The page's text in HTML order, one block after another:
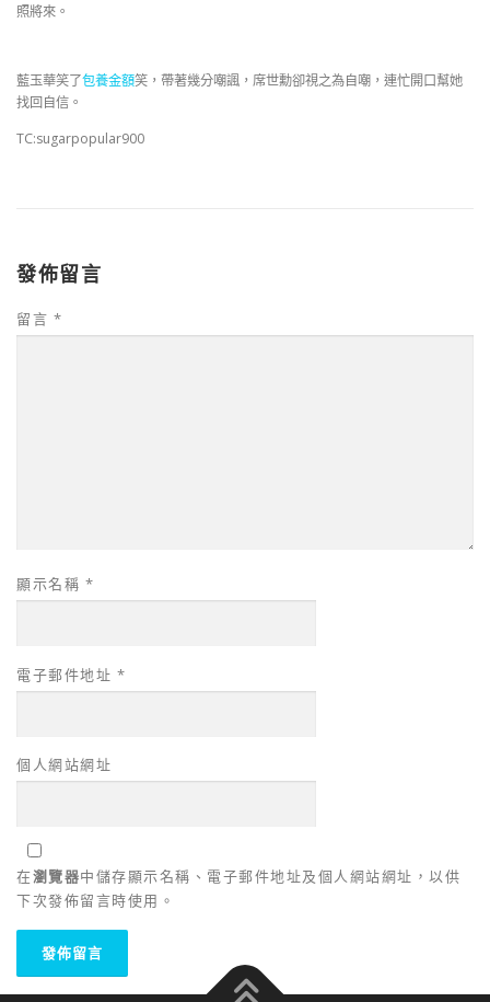
照將來。
藍玉華笑了包養金額笑，帶著幾分嘲諷，席世勳卻視之為自嘲，連忙開口幫她
找回自信。
TC:sugarpopular900
發佈留言
留言 *
顯示名稱 *
電子郵件地址 *
個人網站網址
在瀏覽器中儲存顯示名稱、電子郵件地址及個人網站網址，以供
下次發佈留言時使用。